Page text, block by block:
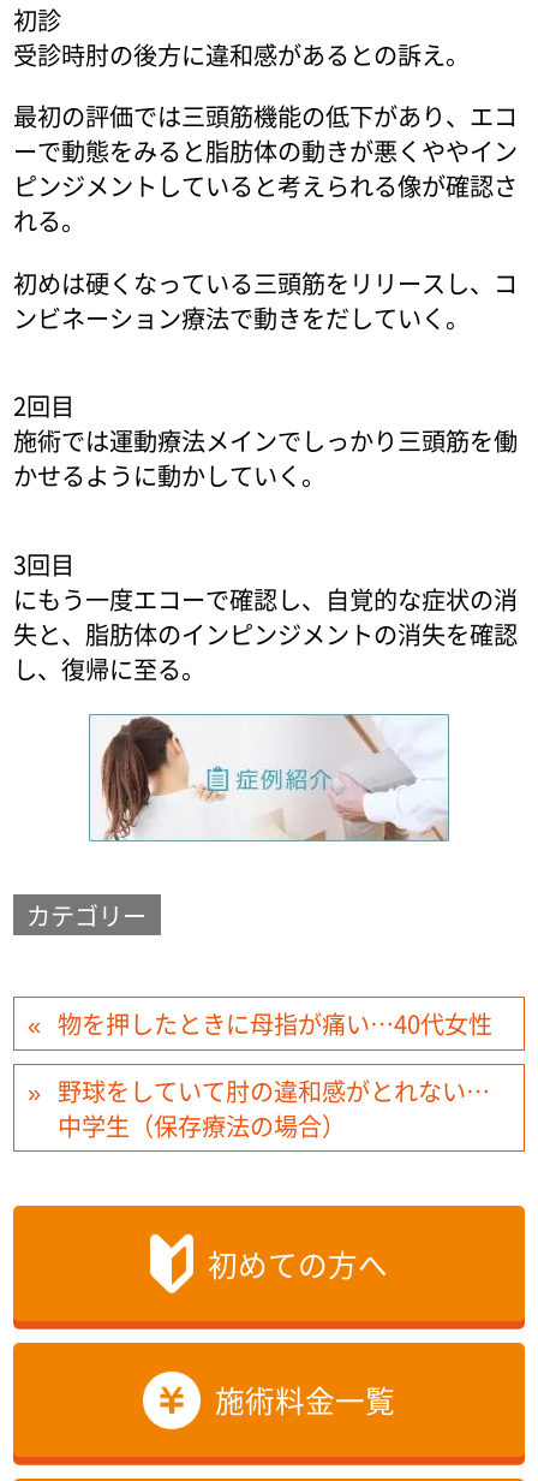
初診
受診時肘の後方に違和感があるとの訴え。
最初の評価では三頭筋機能の低下があり、エコ
ーで動態をみると脂肪体の動きが悪くややイン
ピンジメントしていると考えられる像が確認さ
れる。
初めは硬くなっている三頭筋をリリースし、コ
ンビネーション療法で動きをだしていく。
2回目
施術では運動療法メインでしっかり三頭筋を働
かせるように動かしていく。
3回目
にもう一度エコーで確認し、自覚的な症状の消
失と、脂肪体のインピンジメントの消失を確認
し、復帰に至る。
カテゴリー
物を押したときに母指が痛い…40代女性
野球をしていて肘の違和感がとれない…
中学生（保存療法の場合）
初めての方へ
施術料金一覧